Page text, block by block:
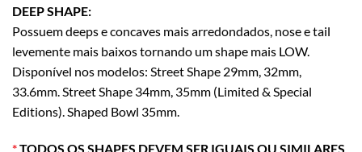
DEEP SHAPE:
Possuem deeps e concaves mais arredondados, nose e tail
levemente mais baixos tornando um shape mais LOW.
Disponível nos modelos: Street Shape 29mm, 32mm,
33.6mm. Street Shape 34mm, 35mm (Limited & Special
Editions). Shaped Bowl 35mm.
*TODOS OS SHAPES DEVEM SER IGUAIS OU SIMILARES